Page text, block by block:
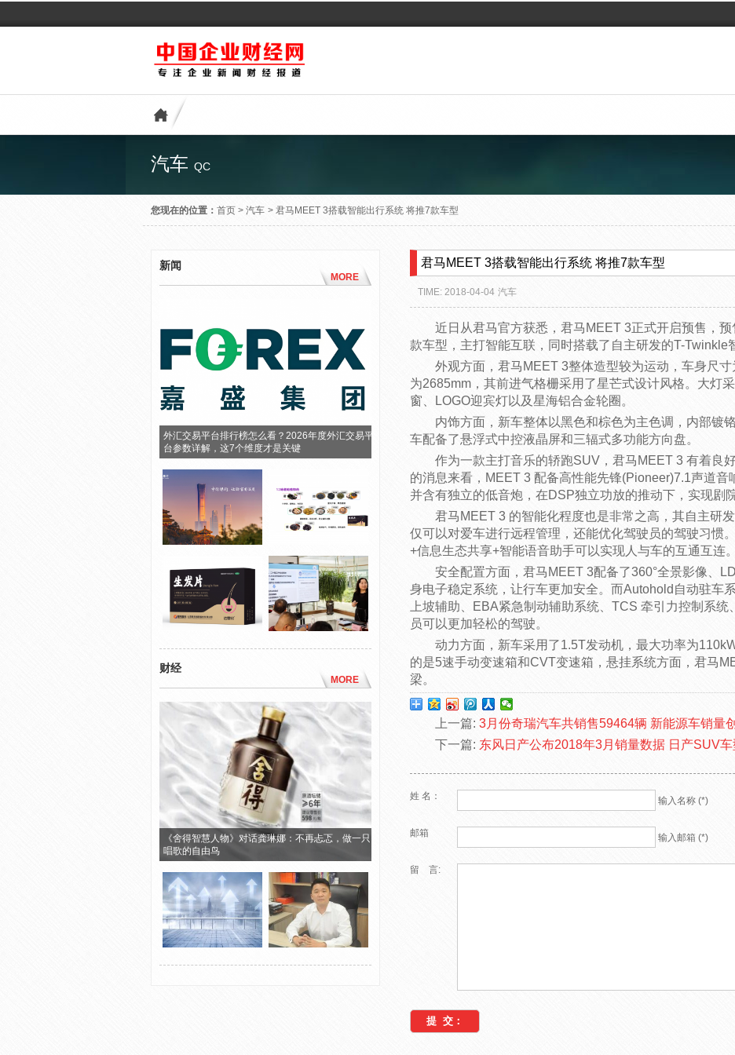
汽车 QC
您现在的位置： 首页 > 汽车 > 君马MEET 3搭载智能出行系统 将推7款车型
新闻
MORE
外汇交易平台排行榜怎么看？2026年度外汇交易平
台参数详解，这7个维度才是关键
财经
MORE
《舍得智慧人物》对话龚琳娜：不再忐忑，做一只
唱歌的自由鸟
君马MEET 3搭载智能出行系统 将推7款车型
TIME: 2018-04-04 汽车
近日从君马官方获悉，君马MEET 3正式开启预售，
款车型，主打智能互联，同时搭载了自主研发的T-Twinkle
外观方面，君马MEET 3整体造型较为运动，车身尺
为2685mm，其前进气格栅采用了星芒式设计风格。大灯
窗、LOGO迎宾灯以及星海铝合金轮圈。
内饰方面，新车整体以黑色和棕色为主色调，内部镀
车配备了悬浮式中控液晶屏和三辐式多功能方向盘。
作为一款主打音乐的轿跑SUV，君马MEET 3 有着良
的消息来看，MEET 3 配备高性能先锋(Pioneer)7.1声道音
并含有独立的低音炮，在DSP独立功放的推动下，实现剧
君马MEET 3 的智能化程度也是非常之高，其自主研
仅可以对爱车进行远程管理，还能优化驾驶员的驾驶习惯
+信息生态共享+智能语音助手可以实现人与车的互通互连。
安全配置方面，君马MEET 3配备了360°全景影像、
身电子稳定系统，让行车更加安全。而Autohold自动驻车
上坡辅助、EBA紧急制动辅助系统、TCS 牵引力控制系
员可以更加轻松的驾驶。
动力方面，新车采用了1.5T发动机，最大功率为
的是5速手动变速箱和CVT变速箱，悬挂系统方面，君马
梁。
上一篇: 3月份奇瑞汽车共销售59464辆 新能源车销量
下一篇: 东风日产公布2018年3月销量数据 日产SUV
姓 名： 输入名称 (*)
邮箱 输入邮箱 (*)
留 言: